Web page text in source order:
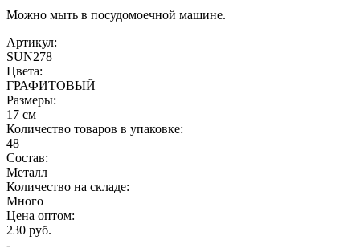
Можно мыть в посудомоечной машине.
Артикул:
SUN278
Цвета:
ГРАФИТОВЫЙ
Размеры:
17 см
Количество товаров в упаковке:
48
Состав:
Металл
Количество на складе:
Много
Цена оптом:
230 руб.
-